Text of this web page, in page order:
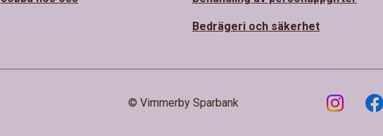
Bedrägeri och säkerhet
© Vimmerby Sparbank